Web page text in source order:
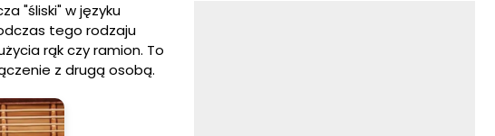
"śliski" w języku
tego rodzaju
rąk czy ramion. To
z drugą osobą.